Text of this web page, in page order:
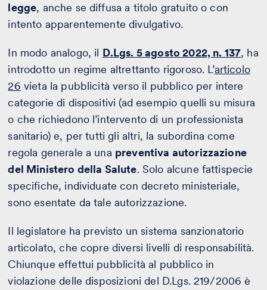
legge, anche se diffusa a titolo gratuito o con
intento apparentemente divulgativo.
In modo analogo, il D.Lgs. 5 agosto 2022, n. 137, ha
introdotto un regime altrettanto rigoroso. L’articolo
26 vieta la pubblicità verso il pubblico per intere
categorie di dispositivi (ad esempio quelli su misura
o che richiedono l’intervento di un professionista
sanitario) e, per tutti gli altri, la subordina come
regola generale a una preventiva autorizzazione
del Ministero della Salute. Solo alcune fattispecie
specifiche, individuate con decreto ministeriale,
sono esentate da tale autorizzazione.
Il legislatore ha previsto un sistema sanzionatorio
articolato, che copre diversi livelli di responsabilità.
Chiunque effettui pubblicità al pubblico in
violazione delle disposizioni del D.Lgs. 219/2006 è